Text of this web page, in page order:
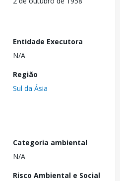
Entidade Executora
N/A
Região
Sul da Ásia
Categoria ambiental
N/A
Risco Ambiental e Social